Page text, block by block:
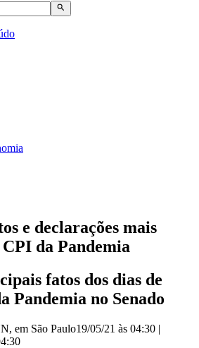
e declarações mais
da Pandemia
fatos dos dias de
Pandemia no Senado
em São Paulo19/05/21 às 04:30 |